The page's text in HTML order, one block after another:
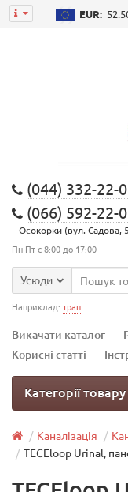
EUR:
(044) 332-22-
(066) 592-22-
– Осокорки (вул. Садова,
Пн-Пт с 8:00 до 17:00
Усюди
Наприклад: трап
Викачати каталог
Корисні статті
Категорії товару
Каналізація
TECEloop Urinal,